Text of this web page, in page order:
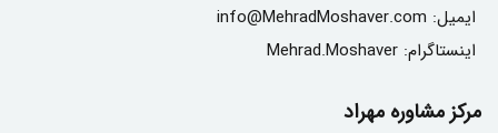
ایمیل: info@MehradMoshaver.com
اینستاگرام: Mehrad.Moshaver
مرکز مشاوره مهراد